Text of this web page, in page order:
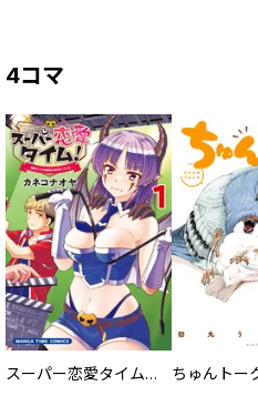
4コマ
スーパー恋愛タイム！～現場でドＳな彼女は自宅でデレる～ ちゅんトー